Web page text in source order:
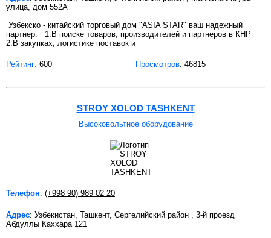
улица, дом 552А
Узбекско - китайский торговый дом "ASIA STAR" ваш надежный
партнер: 1.В поиске товаров, производителей и партнеров в КНР
2.В закупках, логистике поставок и
Рейтинг: 600 Просмотров: 46815
STROY XOLOD TASHKENT
Высоковольтное оборудование
Телефон: (+998 90) 989 02 20
Адрес: Узбекистан, Ташкент, Сергелийский район , 3-й проезд
Абдуллы Каххара 121